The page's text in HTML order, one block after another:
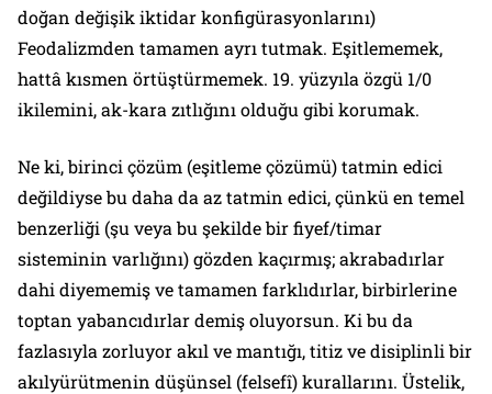
doğan değişik iktidar konfigürasyonlarını)
Feodalizmden tamamen ayrı tutmak. Eşitlememek,
hattâ kısmen örtüştürmemek. 19. yüzyıla özgü 1/0
ikilemini, ak-kara zıtlığını olduğu gibi korumak.
Ne ki, birinci çözüm (eşitleme çözümü) tatmin edici
değildiyse bu daha da az tatmin edici, çünkü en temel
benzerliği (şu veya bu şekilde bir fiyef/timar
sisteminin varlığını) gözden kaçırmış; akrabadırlar
dahi diyememiş ve tamamen farklıdırlar, birbirlerine
toptan yabancıdırlar demiş oluyorsun. Ki bu da
fazlasıyla zorluyor akıl ve mantığı, titiz ve disiplinli bir
akılyürütmenin düşünsel (felsefî) kurallarını. Üstelik,